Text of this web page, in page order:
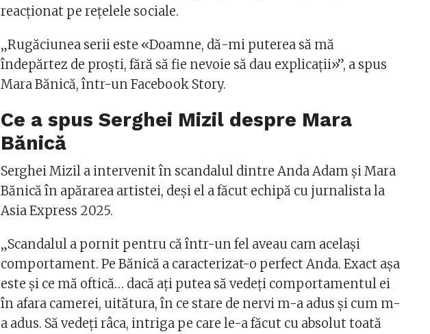
reacționat pe rețelele sociale.
„Rugăciunea serii este «Doamne, dă-mi puterea să mă
îndepărtez de proști, fără să fie nevoie să dau explicații»”, a spus
Mara Bănică, într-un Facebook Story.
Ce a spus Serghei Mizil despre Mara
Bănică
Serghei Mizil a intervenit în scandalul dintre Anda Adam și Mara
Bănică în apărarea artistei, deși el a făcut echipă cu jurnalista la
Asia Express 2025.
„Scandalul a pornit pentru că într-un fel aveau cam același
comportament. Pe Bănică a caracterizat-o perfect Anda. Exact așa
este și ce mă oftică… dacă ați putea să vedeți comportamentul ei
în afara camerei, uitătura, în ce stare de nervi m-a adus și cum m-
a adus. Să vedeți râca, intriga pe care le-a făcut cu absolut toată